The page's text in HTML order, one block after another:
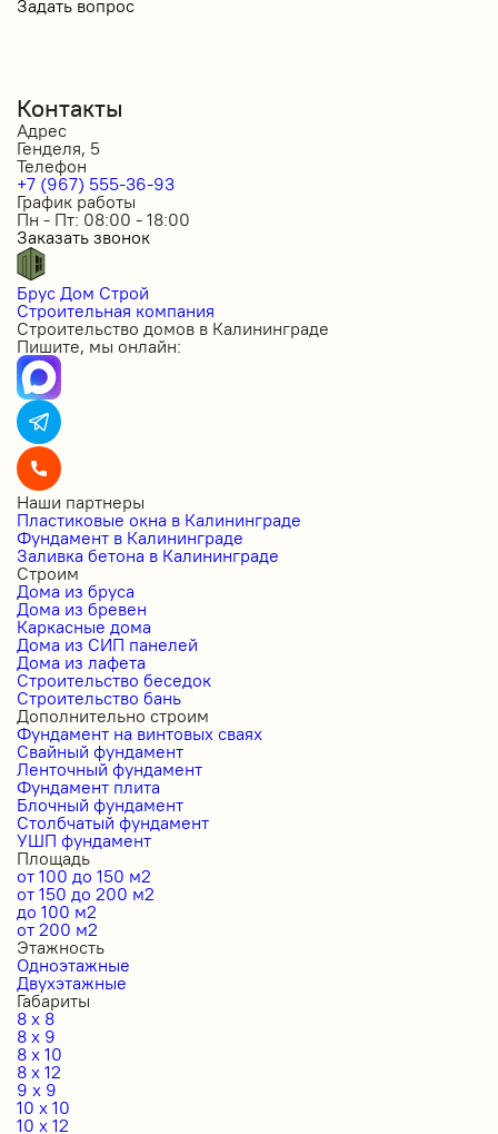
Задать вопрос
Контакты
Адрес
Генделя, 5
Телефон
+7 (967) 555-36-93
График работы
Пн - Пт: 08:00 - 18:00
Заказать звонок
Брус Дом Строй
Строительная компания
Строительство домов в Калининграде
Пишите, мы онлайн:
Наши партнеры
Пластиковые окна в Калининграде
Фундамент в Калининграде
Заливка бетона в Калининграде
Строим
Дома из бруса
Дома из бревен
Каркасные дома
Дома из СИП панелей
Дома из лафета
Строительство беседок
Строительство бань
Дополнительно строим
Фундамент на винтовых сваях
Свайный фундамент
Ленточный фундамент
Фундамент плита
Блочный фундамент
Столбчатый фундамент
УШП фундамент
Площадь
от 100 до 150 м2
от 150 до 200 м2
до 100 м2
от 200 м2
Этажность
Одноэтажные
Двухэтажные
Габариты
8 x 8
8 x 9
8 x 10
8 x 12
9 x 9
10 x 10
10 x 12